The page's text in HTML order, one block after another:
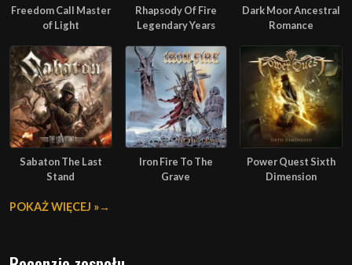
Freedom Call Master
of Light
Rhapsody Of Fire
Legendary Years
Dark Moor Ancestral
Romance
Sabaton The Last
Stand
Iron Fire To The
Grave
Power Quest Sixth
Dimension
POKAŻ WIĘCEJ »